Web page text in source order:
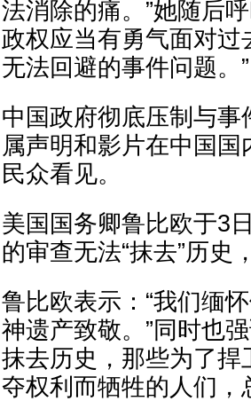
法消除的痛。”她随后
政权应当有勇气面对
无法回避的事件问题。”
中国政府彻底压制与
属声明和影片在中国
民众看见。
美国国务卿鲁比欧于3
的审查无法“抹去”历史
鲁比欧表示：“我们缅
神遗产致敬。”同时也
抹去历史，那些为了
夺权利而牺牲的人们